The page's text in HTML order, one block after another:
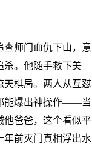
查师门血仇下山，意
杀。他随手救下美
天棋局。两人从互怼
能爆出神操作——当
他爸爸，这个看似平
年前灭门真相浮出水